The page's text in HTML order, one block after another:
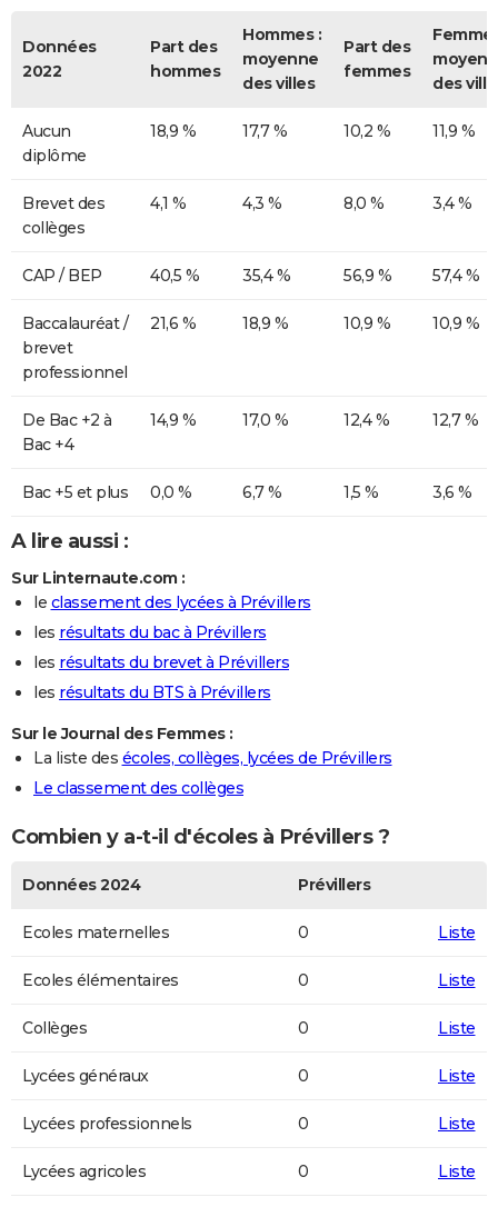
Données
2022
Part des
hommes
Hommes :
moyenne
des villes
Part des
femmes
des
Aucun
diplôme
18,9 % 17,7 % 10,2 % 11,9 %
Brevet des
collèges
4,1 % 4,3 % 8,0 % 3,4 %
CAP / BEP 40,5 % 35,4 % 56,9 % 57,4 %
Baccalauréat /
brevet
professionnel
21,6 % 18,9 % 10,9 % 10,9 %
De Bac +2 à
Bac +4
14,9 % 17,0 % 12,4 % 12,7 %
Bac +5 et plus 0,0 % 6,7 % 1,5 % 3,6 %
A lire aussi :
Sur Linternaute.com :
le classement des lycées à Prévillers
les résultats du bac à Prévillers
les résultats du brevet à Prévillers
les résultats du BTS à Prévillers
Sur le Journal des Femmes :
La liste des écoles, collèges, lycées de Prévillers
Le classement des collèges
Combien y a-t-il d'écoles à Prévillers ?
Données 2024 Prévillers
Ecoles maternelles 0 Liste
Ecoles élémentaires 0 Liste
Collèges 0 Liste
Lycées généraux 0 Liste
Lycées professionnels 0 Liste
Lycées agricoles 0 Liste